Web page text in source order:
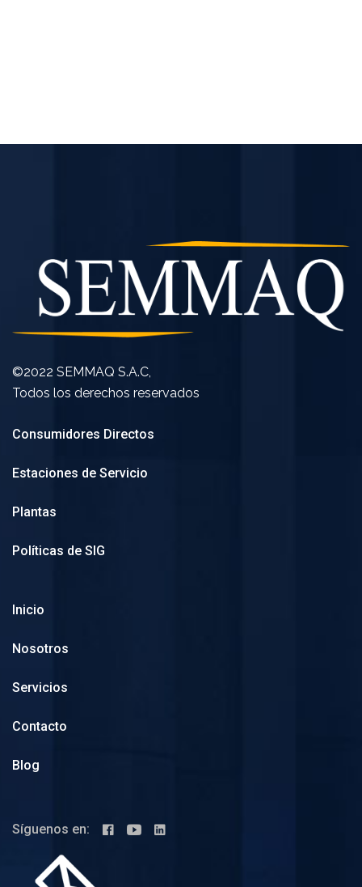
©2022 SEMMAQ S.A.C,
Todos los derechos reservados
Consumidores Directos
Estaciones de Servicio
Plantas
Políticas de SIG
Inicio
Nosotros
Servicios
Contacto
Blog
Síguenos en: